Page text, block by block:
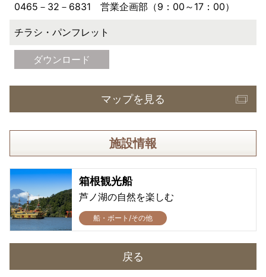
0465－32－6831 営業企画部（9：00～17：00）
チラシ・パンフレット
ダウンロード
マップを見る
施設情報
箱根観光船
芦ノ湖の自然を楽しむ
船・ボート/その他
戻る